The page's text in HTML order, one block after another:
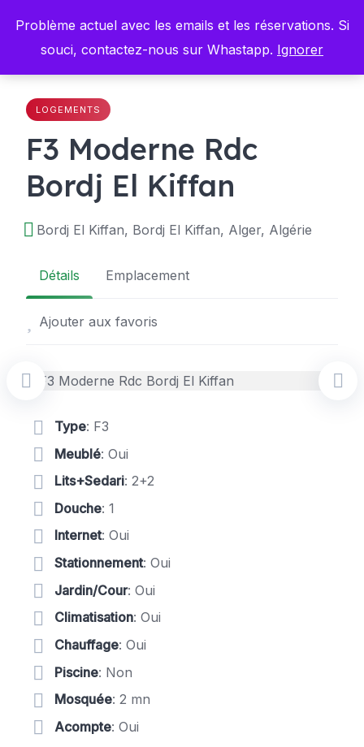
Problème actuel avec les emails et les réservations. Si
souci, contactez-nous sur Whastapp. Ignorer
content
LOGEMENTS
F3 Moderne Rdc
Bordj El Kiffan
Bordj El Kiffan, Bordj El Kiffan, Alger, Algérie
Détails Emplacement
Ajouter aux favoris
Type: F3
Meublé: Oui
Lits+Sedari: 2+2
Douche: 1
Internet: Oui
Stationnement: Oui
Jardin/Cour: Oui
Climatisation: Oui
Chauffage: Oui
Piscine: Non
Mosquée: 2 mn
Acompte: Oui